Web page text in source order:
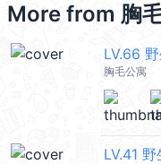
More from 胸
LV.66
胸毛公寓
LV.41